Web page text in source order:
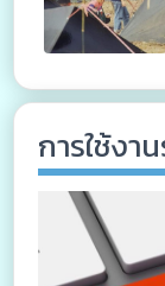
การใช้งา